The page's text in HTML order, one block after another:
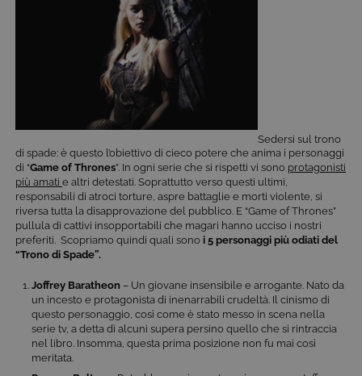
Sedersi sul trono
di spade: è questo l’obiettivo di cieco potere che anima i personaggi
di “Game of Thrones”. In ogni serie che si rispetti vi sono protagonisti
più amati e altri detestati. Soprattutto verso questi ultimi,
responsabili di atroci torture, aspre battaglie e morti violente, si
riversa tutta la disapprovazione del pubblico. E “Game of Thrones”
pullula di cattivi insopportabili che magari hanno ucciso i nostri
preferiti. Scopriamo quindi quali sono i 5 personaggi più odiati del
“Trono di Spade”.
Joffrey Baratheon – Un giovane insensibile e arrogante. Nato da
un incesto e protagonista di inenarrabili crudeltà. Il cinismo di
questo personaggio, così come è stato messo in scena nella
serie tv, a detta di alcuni supera persino quello che si rintraccia
nel libro. Insomma, questa prima posizione non fu mai così
meritata.